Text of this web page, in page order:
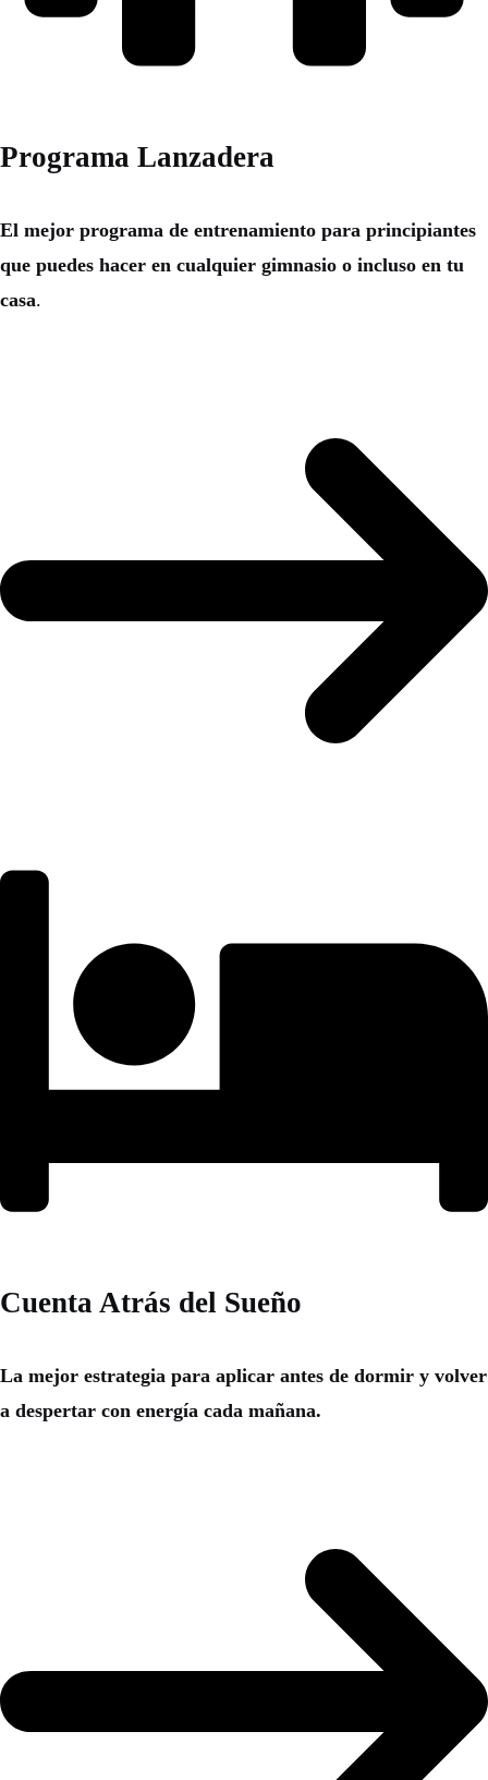
Programa Lanzadera
El mejor programa de entrenamiento para principiantes
que puedes hacer en cualquier gimnasio o incluso en tu
casa.
Cuenta Atrás del Sueño
La mejor estrategia para aplicar antes de dormir y volver
a despertar con energía cada mañana.